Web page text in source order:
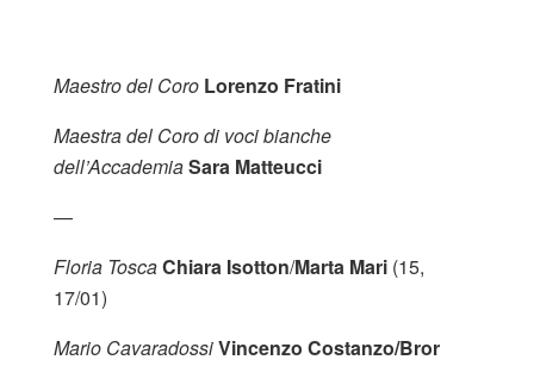
Maestro del Coro Lorenzo Fratini
Maestra del Coro di voci bianche
dell’AccademiaSara Matteucci
—
Floria ToscaChiara Isotton/Marta Mari (15,
17/01)
Mario CavaradossiVincenzo Costanzo/Bror